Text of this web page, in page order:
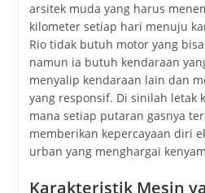
arsitek muda yang harus
kilometer setiap hari menuju
Rio tidak butuh motor yang
namun ia butuh kendaraan
menyalip kendaraan lain dan
yang responsif. Di sinilah letak
mana setiap putaran gasnya
memberikan kepercayaan diri
urban yang menghargai
Karakteristik Mesin